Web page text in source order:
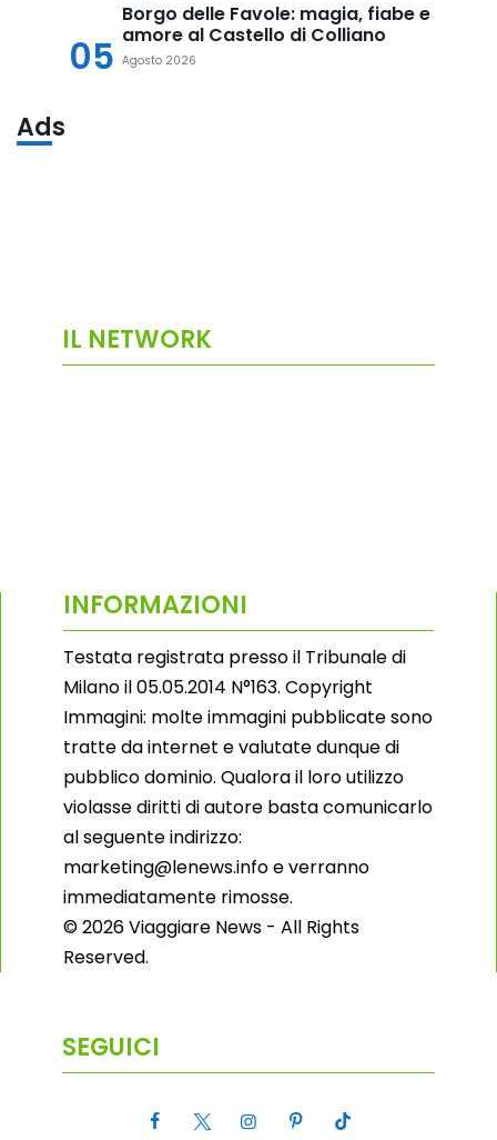
05
Borgo delle Favole: magia, fiabe e
amore al Castello di Colliano
Agosto 2026
Ads
IL NETWORK
INFORMAZIONI
Testata registrata presso il Tribunale di
Milano il 05.05.2014 N°163. Copyright
Immagini: molte immagini pubblicate sono
tratte da internet e valutate dunque di
pubblico dominio. Qualora il loro utilizzo
violasse diritti di autore basta comunicarlo
al seguente indirizzo:
marketing@lenews.info e verranno
immediatamente rimosse.
© 2026 Viaggiare News - All Rights
Reserved.
SEGUICI